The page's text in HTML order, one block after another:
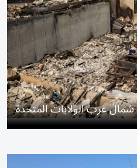
غرب الولايات المتحدة